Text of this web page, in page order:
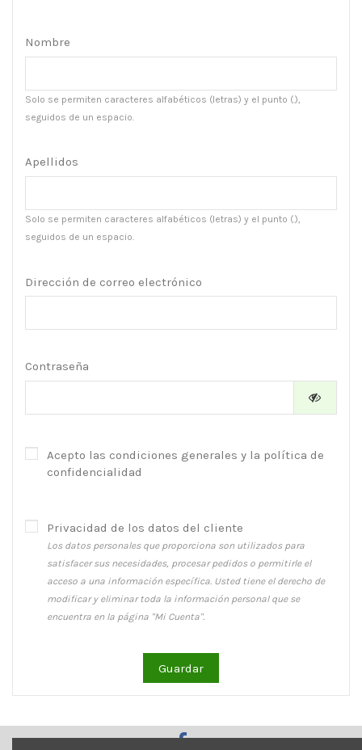
Nombre
Solo se permiten caracteres alfabéticos (letras) y el punto (.),
seguidos de un espacio.
Apellidos
Solo se permiten caracteres alfabéticos (letras) y el punto (.),
seguidos de un espacio.
Dirección de correo electrónico
Contraseña
Acepto las condiciones generales y la política de
confidencialidad
Privacidad de los datos del cliente
Los datos personales que proporciona son utilizados para
satisfacer sus necesidades, procesar pedidos o permitirle el
acceso a una información específica. Usted tiene el derecho de
modificar y eliminar toda la información personal que se
encuentra en la página "Mi Cuenta".
Guardar